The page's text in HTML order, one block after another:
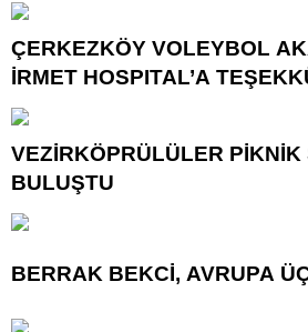
ÇERKEZKÖY VOLEYBOL
İRMET HOSPITAL’A
VEZİRKÖPRÜLÜLER PİKNİK
BULUŞTU
BERRAK BEKCİ, AVRUPA